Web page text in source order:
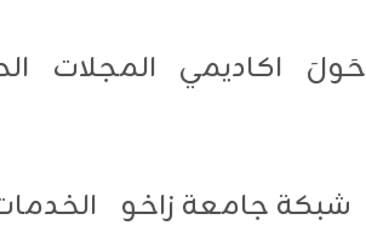
حَولَ اكاديمي المجلات
شبكة جامعة زاخو